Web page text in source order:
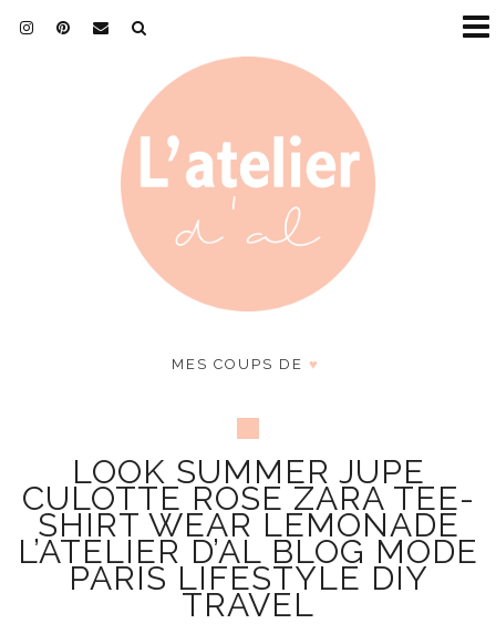
MES COUPS DE ♥
LOOK SUMMER JUPE
CULOTTE ROSE ZARA TEE-
SHIRT WEAR LEMONADE
L’ATELIER D’AL BLOG MODE
PARIS LIFESTYLE DIY
TRAVEL